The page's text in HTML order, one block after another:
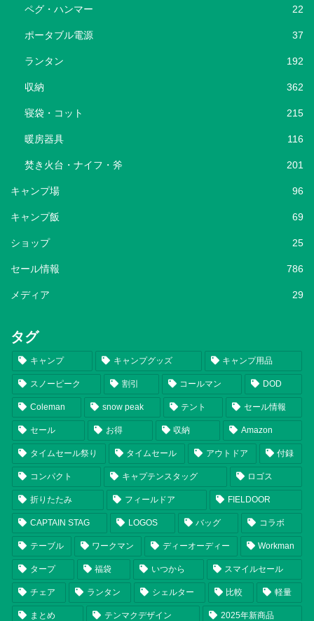
ペグ・ハンマー 22
ポータブル電源 37
ランタン 192
収納 362
寝袋・コット 215
暖房器具 116
焚き火台・ナイフ・斧 201
キャンプ場 96
キャンプ飯 69
ショップ 25
セール情報 786
メディア 29
タグ
キャンプ キャンプグッズ キャンプ用品
スノーピーク 割引 コールマン DOD
Coleman snow peak テント セール情報
セール お得 収納 Amazon
タイムセール祭り タイムセール アウトドア 付録
コンパクト キャプテンスタッグ ロゴス
折りたたみ フィールドア FIELDOOR
CAPTAIN STAG LOGOS バッグ コラボ
テーブル ワークマン ディーオーディー Workman
タープ 福袋 いつから スマイルセール
チェア ランタン シェルター 比較 軽量
まとめ テンマクデザイン 2025年新商品